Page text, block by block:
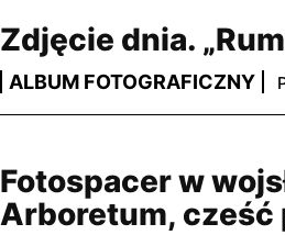
Zdjęcie dnia.
ALBUM FOTOGRAFICZNY
Fotospacer w
Arboretum, cześć